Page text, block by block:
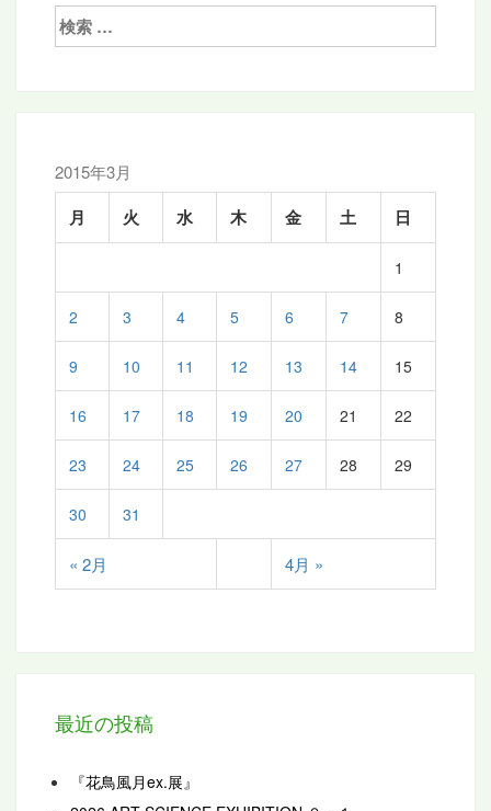
検
索:
2015年3月
月 火 水 木 金 土 日
« 2月 4月 »
1
2 3 4 5 6 7 8
9 10 11 12 13 14 15
16 17 18 19 20 21 22
23 24 25 26 27 28 29
30 31
最近の投稿
『花鳥風月ex.展』